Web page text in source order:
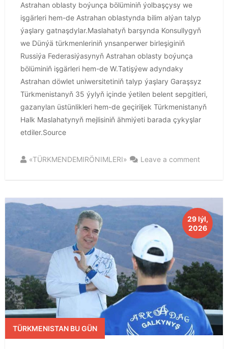
Astrahan oblasty boýunça bölüminiň ýolbaşçysy we
işgärleri hem-de Astrahan oblastynda bilim alýan talyp
ýaşlary gatnaşdylar.Maslahatyň barşynda Konsullygyň
we Dünýä türkmenleriniň ynsanperwer birleşiginiň
Russiýa Federasiýasynyň Astrahan oblasty boýunça
bölüminiň işgärleri hem-de W.Tatişýew adyndaky
Astrahan döwlet uniwersitetiniň talyp ýaşlary Garaşsyz
Türkmenistanyň 35 ýylyň içinde ýetilen belent sepgitleri,
gazanylan üstünlikleri hem-de geçiriljek Türkmenistanyň
Halk Maslahatynyň mejlisiniň ähmiýeti barada çykyşlar
etdiler.Source
«TÜRKMENDEMIRÖNIMLERI» Leave a comment
29 Iýl,
2026
TÜRKMENISTAN BU GÜN